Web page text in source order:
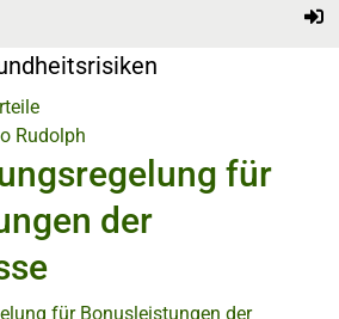
Rudolph
für
der